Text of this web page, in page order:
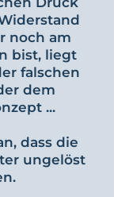
noch am
bist, liegt
falschen
dem
...
dass die
ungelöst